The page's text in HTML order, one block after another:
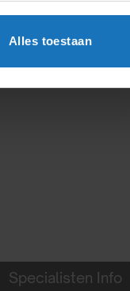
Alles toestaan
Specialisten Info